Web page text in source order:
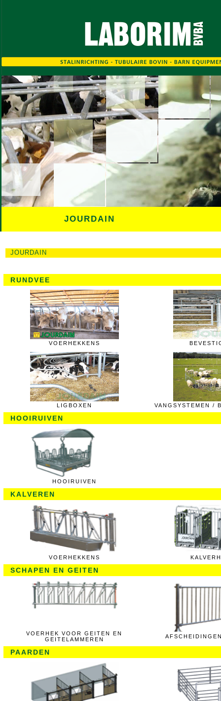
JOURDAIN
JOURDAIN
RUNDVEE
VOERHEKKENS
LIGBOXEN VANGSYSTEMEN /
HOOIRUIVEN
HOOIRUIVEN
KALVEREN
VOERHEKKENS
SCHAPEN EN GEITEN
VOERHEK VOOR GEITEN EN
GEITELAMMEREN
PAARDEN